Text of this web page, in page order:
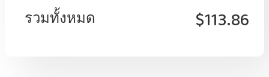
รวมทั้งหมด $113.86